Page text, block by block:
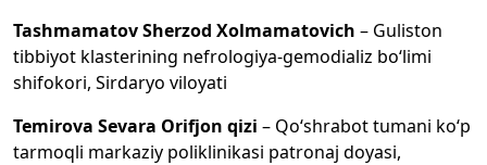
Tashmamatov Sherzod Xolmamatovich – Guliston
tibbiyot klasterining nefrologiya-gemodializ bo‘limi
shifokori, Sirdaryo viloyati
Temirova Sevara Orifjon qizi – Qo‘shrabot tumani ko‘p
tarmoqli markaziy poliklinikasi patronaj doyasi,